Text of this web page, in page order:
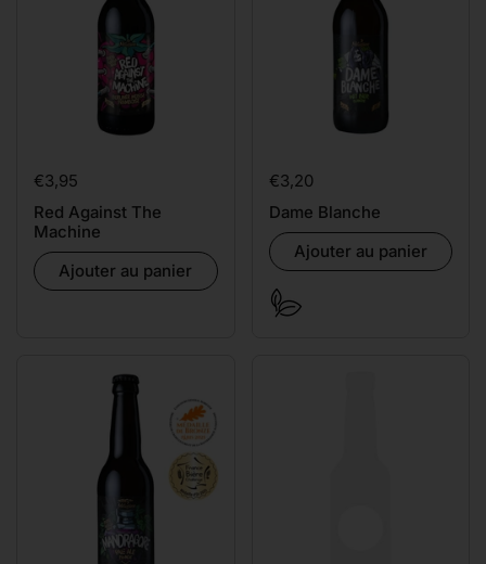
Prix:
€3,95
Red Against The
Machine
Ajouter au panier
Prix:
€3,20
Dame Blanche
Ajouter au panier